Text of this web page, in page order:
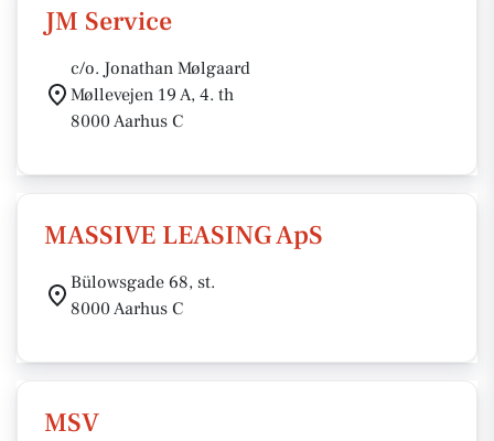
JM Service
c/o. Jonathan Mølgaard
Møllevejen 19 A, 4. th
8000 Aarhus C
MASSIVE LEASING ApS
Bülowsgade 68, st.
8000 Aarhus C
MSV